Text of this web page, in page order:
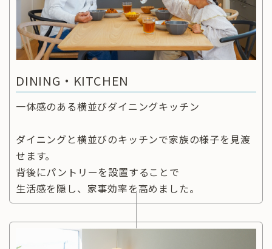
DINING・KITCHEN
一体感のある横並びダイニングキッチン
ダイニングと横並びのキッチンで家族の様子を見渡
せます。
背後にパントリーを設置することで
生活感を隠し、家事効率を高めました。